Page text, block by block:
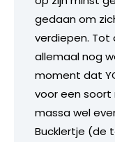
gedaan om
verdiepen. Tot
allemaal nog
moment dat
voor een soort
massa wel
Bucklertje (de